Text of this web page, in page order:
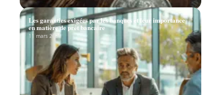
Les garanties exigées par les banques et leur importance
en matière de prêt bancaire
11 mars 2026